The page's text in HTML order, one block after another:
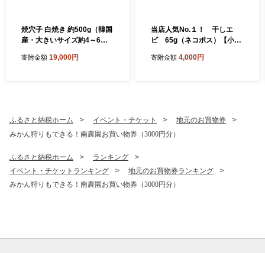
焼穴子 白焼き 約500g（韓国
産・大きいサイズ約4～6
海 海産物 穴子丼 炭火焼 香ば
寄附金額 19,000円
当店人気No.１！ 干しエ
ビ 65g（ネコポス）【小ぶ
パリパリ 海鮮珍味 特産品 干
寄附金額 4,000円
ふるさと納税ホーム イベント・チケット
地元のお買物券
みかん狩りもできる！南農園お買い物券（3000円分）
ふるさと納税ホーム
ランキング
イベント・チケットランキング
地元のお買物券ランキング
みかん狩りもできる！南農園お買い物券（3000円分）